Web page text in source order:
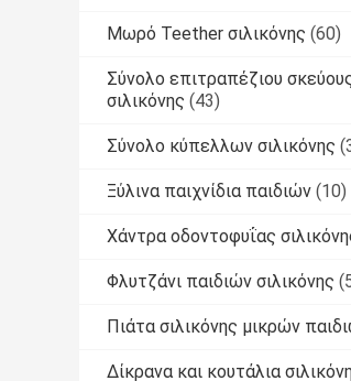
Μωρό Teether σιλικόνης (60)
Σύνολο επιτραπέζιου
σιλικόνης (43)
Σύνολο κύπελλων σιλικόνης
Ξύλινα παιχνίδια παιδιών (10)
Χάντρα οδοντοφυΐας
Φλυτζάνι παιδιών σιλικόνης
Πιάτα σιλικόνης μικρών
Δίκρανα και κουτάλια